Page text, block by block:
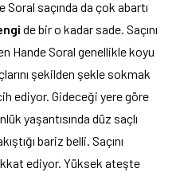
Soral saçında da çok abartı
de bir o kadar sade. Saçını
Hande Soral genellikle koyu
şekilden şekle sokmak
ediyor. Gideceği yere göre
yaşantısında düz saçlı
bariz belli. Saçını
ediyor. Yüksek ateşte